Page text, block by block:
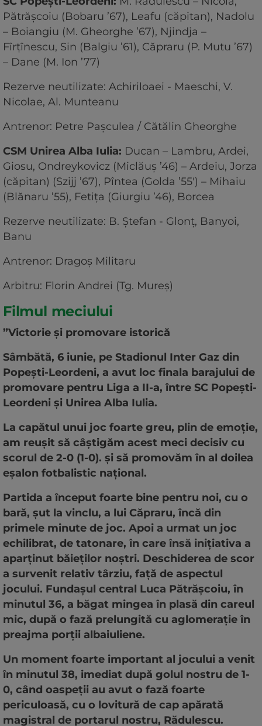
Pătrășcoiu (Bobaru ’67), Leafu (căpitan), Nadolu
– Boiangiu (M. Gheorghe ’67), Njindja –
Fîrțînescu, Sin (Balgiu ’61), Căpraru (P. Mutu ’67)
– Dane (M. Ion ’77)
Rezerve neutilizate: Achiriloaei - Maeschi, V.
Nicolae, Al. Munteanu
Antrenor: Petre Pașculea / Cătălin Gheorghe
CSM Unirea Alba Iulia: Ducan – Lambru, Ardei,
Giosu, Ondreykovicz (Miclăuș ’46) – Ardeiu, Jorza
(căpitan) (Szijj ’67), Pîntea (Golda ’55′) – Mihaiu
(Blănaru ’55), Fetița (Giurgiu ’46), Borcea
Rezerve neutilizate: B. Ștefan - Glonț, Banyoi,
Banu
Antrenor: Dragoș Militaru
Arbitru: Florin Andrei (Tg. Mureş)
Filmul meciului
”Victorie și promovare istorică
Sâmbătă, 6 iunie, pe Stadionul Inter Gaz din
Popești-Leordeni, a avut loc finala barajului de
promovare pentru Liga a II-a, între SC Popești-
Leordeni și Unirea Alba Iulia.
La capătul unui joc foarte greu, plin de emoție,
am reușit să câștigăm acest meci decisiv cu
scorul de 2-0 (1-0). și să promovăm în al doilea
eșalon fotbalistic național.
Partida a început foarte bine pentru noi, cu o
bară, șut la vinclu, a lui Căpraru, încă din
primele minute de joc. Apoi a urmat un joc
echilibrat, de tatonare, în care însă inițiativa a
aparținut băieților noștri. Deschiderea de scor
a survenit relativ târziu, față de aspectul
jocului. Fundașul central Luca Pătrășcoiu, în
minutul 36, a băgat mingea în plasă din careul
mic, după o fază prelungită cu aglomerație în
preajma porții albaiuliene.
Un moment foarte important al jocului a venit
în minutul 38, imediat după golul nostru de 1-
0, când oaspeții au avut o fază foarte
periculoasă, cu o lovitură de cap apărată
magistral de portarul nostru, Rădulescu.